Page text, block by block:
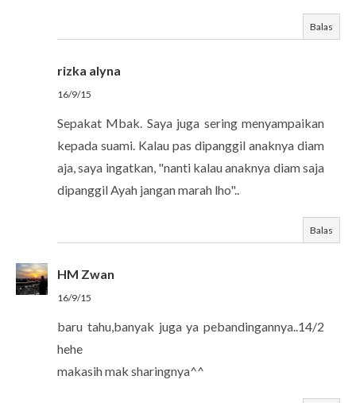
Balas
rizka alyna
16/9/15
Sepakat Mbak. Saya juga sering menyampaikan
kepada suami. Kalau pas dipanggil anaknya diam
aja, saya ingatkan, "nanti kalau anaknya diam saja
dipanggil Ayah jangan marah lho"..
Balas
HM Zwan
16/9/15
baru tahu,banyak juga ya pebandingannya..14/2
hehe
makasih mak sharingnya^^